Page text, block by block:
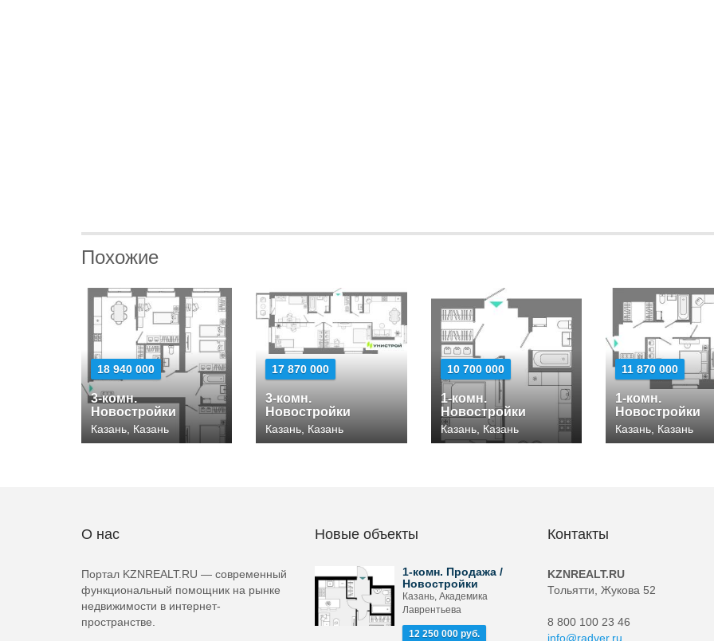
Похожие
18 940 000
3-комн.
Новостройки
Казань, Казань
17 870 000
3-комн.
Новостройки
Казань, Казань
10 700 000
1-комн.
Новостройки
Казань, Казань
11 870 000
1-комн.
Новостройки
Казань, Казань
О нас
Портал KZNREALT.RU — современный
функциональный помощник на рынке
недвижимости в интернет-
пространстве.
Новые объекты
1-комн. Продажа /
Новостройки
Казань, Академика
Лаврентьева
12 250 000 руб.
Контакты
KZNREALT.RU
Тольятти, Жукова 52
8 800 100 23 46
info@radver.ru